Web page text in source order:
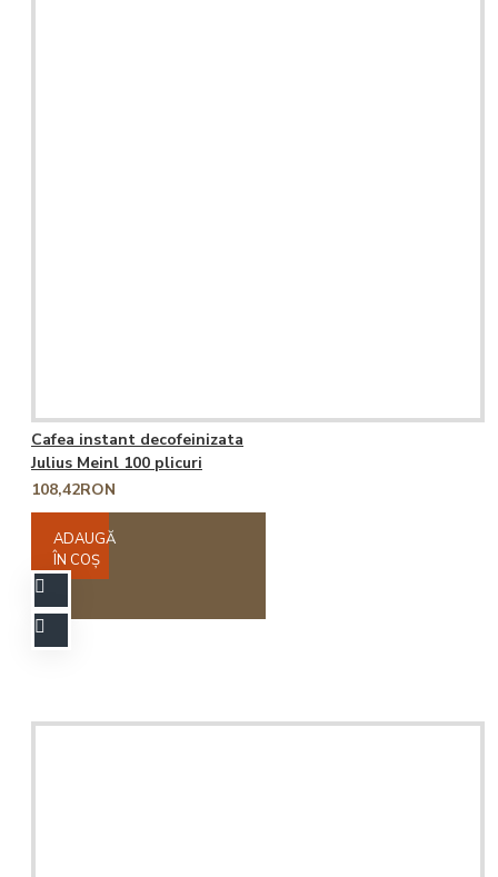
Cafea instant decofeinizata
Julius Meinl 100 plicuri
108,42RON
ADAUGĂ
ÎN COŞ